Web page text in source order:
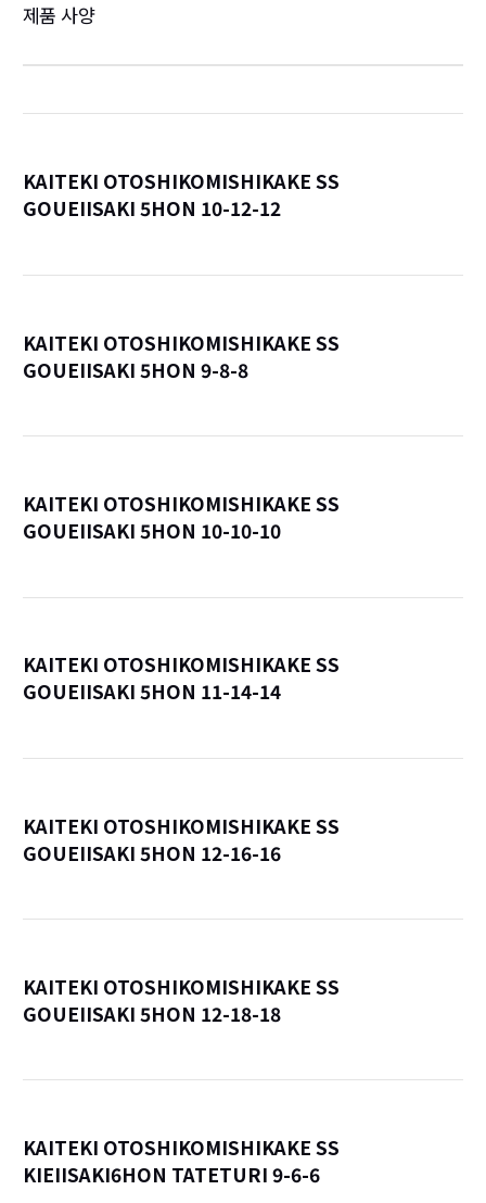
제품 사양
KAITEKI OTOSHIKOMISHIKAKE SS
GOUEIISAKI 5HON 10-12-12
KAITEKI OTOSHIKOMISHIKAKE SS
GOUEIISAKI 5HON 9-8-8
KAITEKI OTOSHIKOMISHIKAKE SS
GOUEIISAKI 5HON 10-10-10
KAITEKI OTOSHIKOMISHIKAKE SS
GOUEIISAKI 5HON 11-14-14
KAITEKI OTOSHIKOMISHIKAKE SS
GOUEIISAKI 5HON 12-16-16
KAITEKI OTOSHIKOMISHIKAKE SS
GOUEIISAKI 5HON 12-18-18
KAITEKI OTOSHIKOMISHIKAKE SS
KIEIISAKI6HON TATETURI 9-6-6